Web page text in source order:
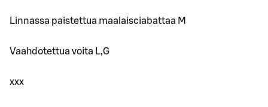
Linnassa paistettua maalaisciabattaa M
Vaahdotettua voita L,G
xxx